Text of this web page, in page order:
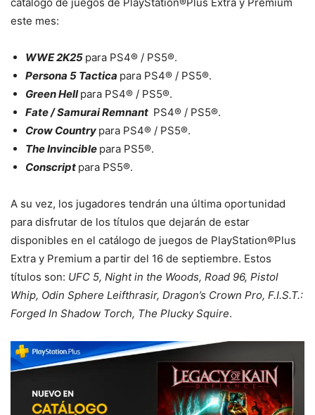
este mes:
WWE 2K25 para PS4® / PS5®.
Persona 5 Tactica para PS4® / PS5®.
Green Hellpara PS4® / PS5®.
Fate / Samurai Remnant PS4® / PS5®.
Crow Country para PS4® / PS5®.
The Invincible para PS5®.
Conscript para PS5®.
A su vez, los jugadores tendrán una última oportunidad
para disfrutar de los títulos que dejarán de estar
disponibles en el catálogo de juegos de PlayStation®Plus
Extra y Premium a partir del 16 de septiembre. Estos
títulos son: UFC 5, Night in the Woods, Road 96, Pistol
Whip, Odin Sphere Leifthrasir, Dragon’s Crown Pro, F.I.S.T.:
Forged In Shadow Torch, The Plucky Squire.